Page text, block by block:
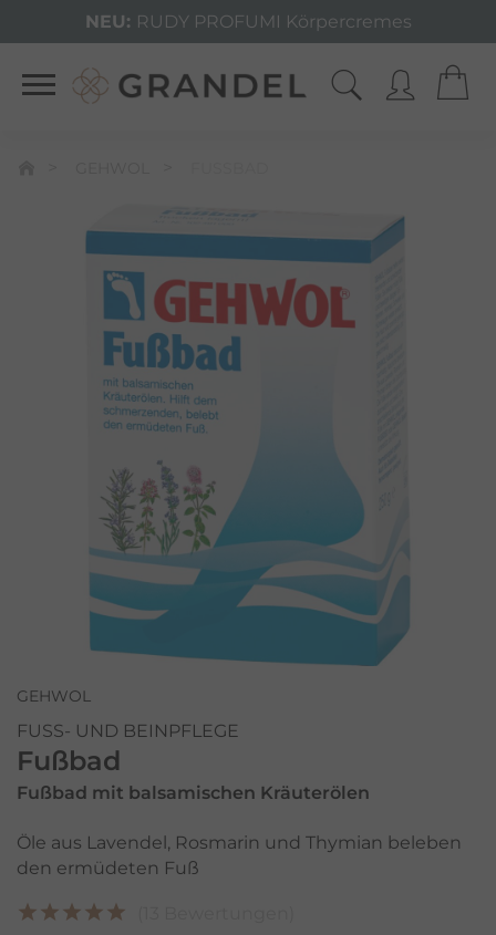
NEU: RUDY PROFUMI Körpercremes
GEHWOL
FUSS- UND BEINPFLEGE
Fußbad
Fußbad mit balsamischen Kräuterölen
Öle aus Lavendel, Rosmarin und Thymian beleben
den ermüdeten Fuß